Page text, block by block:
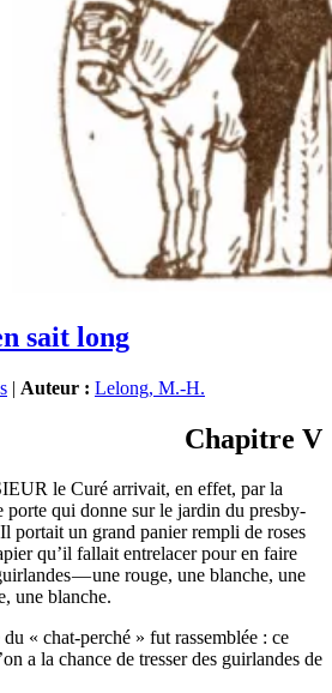
sait long
| Auteur : Lelong, M.-H.
Chapitre V
le Curé arri­vait, en effet, par la
porte qui donne sur le jar­din du pres­by­
por­tait un grand panier rem­pli de roses
qu’il fal­lait entre­la­cer pour en faire
— une rouge, une blanche, une
une blanche.
« chat-per­ché » fut ras­sem­blée : ce
a la chance de tres­ser des guir­landes de